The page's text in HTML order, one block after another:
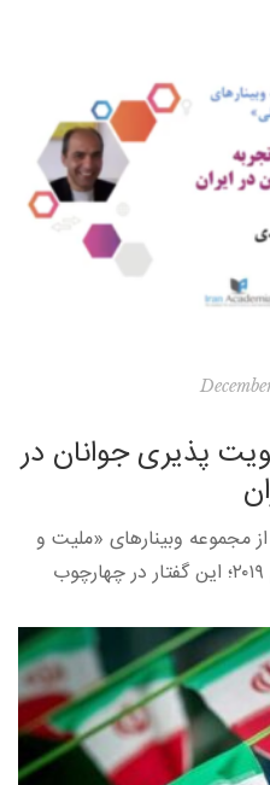
پذیری جوانان در
مجموعه وبینارهای «ملیت و
هویت ملی» در نیم سال دوم ۲۰۱۹؛ این گفتار در چهارچوب